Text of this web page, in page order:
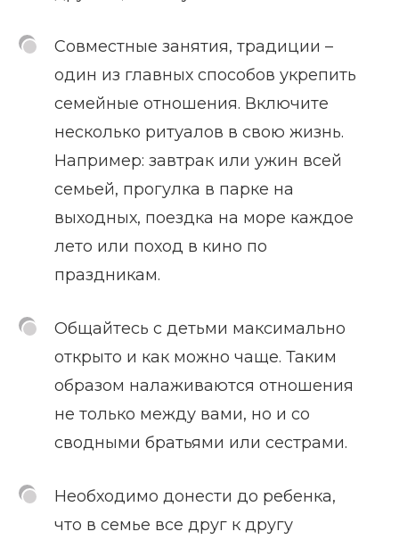
Совместные занятия, традиции –
один из главных способов укрепить
семейные отношения. Включите
несколько ритуалов в свою жизнь.
Например: завтрак или ужин всей
семьей, прогулка в парке на
выходных, поездка на море каждое
лето или поход в кино по
праздникам.
Общайтесь с детьми максимально
открыто и как можно чаще. Таким
образом налаживаются отношения
не только между вами, но и со
сводными братьями или сестрами.
Необходимо донести до ребенка,
что в семье все друг к другу